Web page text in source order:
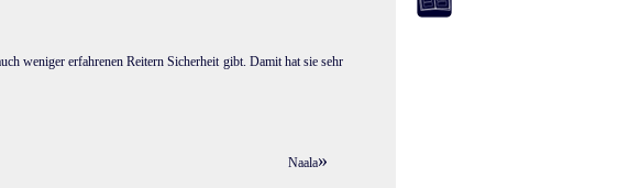
weniger erfahrenen Reitern Sicherheit gibt. Damit hat sie sehr
Naala»